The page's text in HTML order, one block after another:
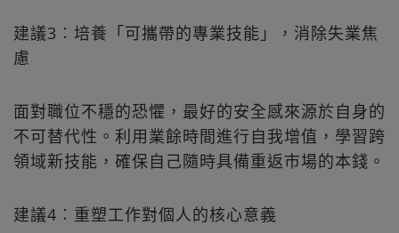
建議3︰培養「可攜帶的專業技能」，消除失業焦
慮
面對職位不穩的恐懼，最好的安全感來源於自身的
不可替代性。利用業餘時間進行自我增值，學習跨
領域新技能，確保自己隨時具備重返市場的本錢。
建議4︰重塑工作對個人的核心意義